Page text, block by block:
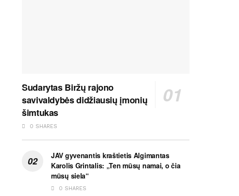
Sudarytas Biržų rajono
savivaldybės didžiausių įmonių
šimtukas
0 SHARES
JAV gyvenantis kraštietis Algimantas
Karolis Grintalis: „Ten mūsų namai, o čia
mūsų siela“
0 SHARES